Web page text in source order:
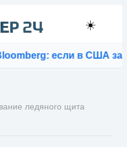
☀️
если в США
ледяного щита